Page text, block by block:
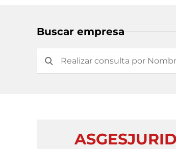
Buscar empresa